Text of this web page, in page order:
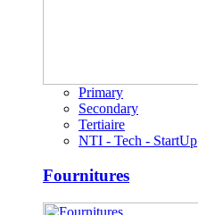
Primary
Secondary
Tertiaire
NTI - Tech - StartUp
Fournitures